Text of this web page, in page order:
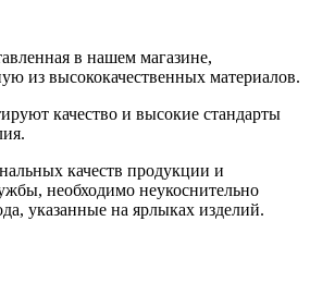
в нашем магазине,
из высококачественных материалов.
качество и высокие стандарты
качеств продукции и
необходимо неукоснительно
указанные на ярлыках изделий.